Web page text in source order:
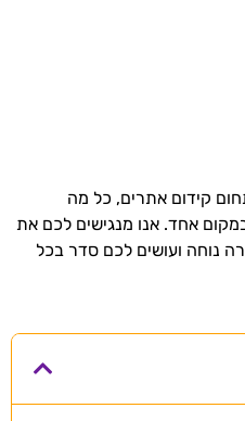
קידום אתרים, כל מה
אחד. אנו מנגישים לכם את
נוחה ועושים לכם סדר בכל